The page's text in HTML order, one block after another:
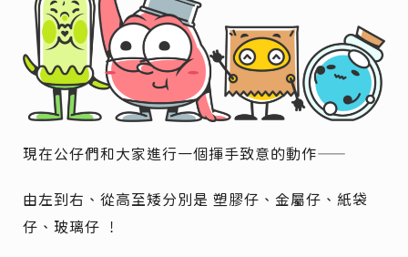
現在公仔們和大家進行一個揮手致意的動作——
由左到右、從高至矮分別是 塑膠仔、金屬仔、紙袋
仔、玻璃仔 ！